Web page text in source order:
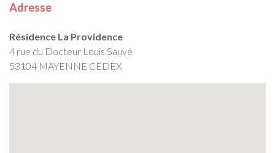
Adresse
Résidence La Providence
4 rue du Docteur Louis Sauvé
53104 MAYENNE CEDEX